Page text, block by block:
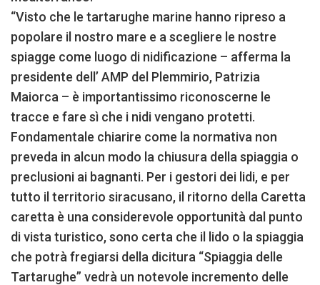
“Visto che le tartarughe marine hanno ripreso a
popolare il nostro mare e a scegliere le nostre
spiagge come luogo di nidificazione – afferma la
presidente dell’ AMP del Plemmirio, Patrizia
Maiorca – è importantissimo riconoscerne le
tracce e fare sì che i nidi vengano protetti.
Fondamentale chiarire come la normativa non
preveda in alcun modo la chiusura della spiaggia o
preclusioni ai bagnanti. Per i gestori dei lidi, e per
tutto il territorio siracusano, il ritorno della Caretta
caretta è una considerevole opportunità dal punto
di vista turistico, sono certa che il lido o la spiaggia
che potrà fregiarsi della dicitura “Spiaggia delle
Tartarughe” vedrà un notevole incremento delle